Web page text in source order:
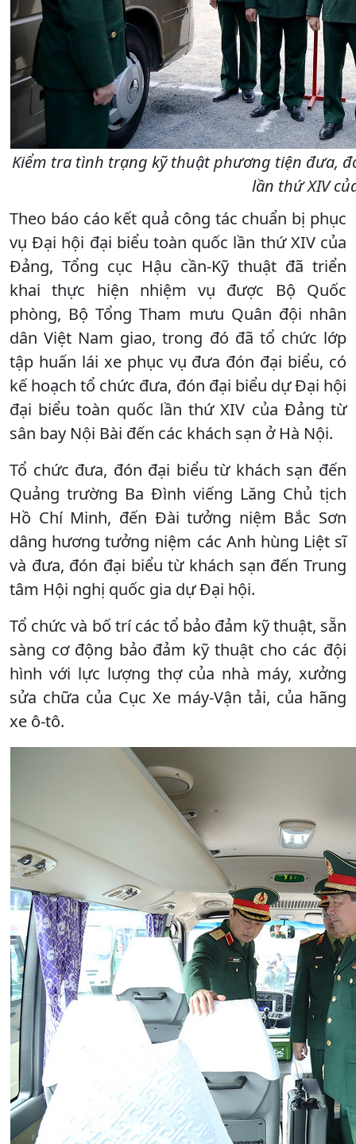
Kiểm tra tình trạng kỹ thuật phương tiện đưa,
lần thứ XIV
Theo báo cáo kết quả công tác chuẩn bị phục
vụ Đại hội đại biểu toàn quốc lần thứ XIV của
Đảng, Tổng cục Hậu cần-Kỹ thuật đã triển
khai thực hiện nhiệm vụ được Bộ Quốc
phòng, Bộ Tổng Tham mưu Quân đội nhân
dân Việt Nam giao, trong đó đã tổ chức lớp
tập huấn lái xe phục vụ đưa đón đại biểu, có
kế hoạch tổ chức đưa, đón đại biểu dự Đại hội
đại biểu toàn quốc lần thứ XIV của Đảng từ
sân bay Nội Bài đến các khách sạn ở Hà Nội.
Tổ chức đưa, đón đại biểu từ khách sạn đến
Quảng trường Ba Đình viếng Lăng Chủ tịch
Hồ Chí Minh, đến Đài tưởng niệm Bắc Sơn
dâng hương tưởng niệm các Anh hùng Liệt sĩ
và đưa, đón đại biểu từ khách sạn đến Trung
tâm Hội nghị quốc gia dự Đại hội.
Tổ chức và bố trí các tổ bảo đảm kỹ thuật, sẵn
sàng cơ động bảo đảm kỹ thuật cho các đội
hình với lực lượng thợ của nhà máy, xưởng
sửa chữa của Cục Xe máy-Vận tải, của hãng
xe ô-tô.